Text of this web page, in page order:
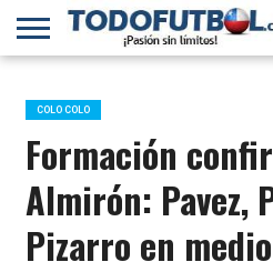
PRIMERA
B
SELECCIÓN
CHILENA
CHILENOS
EN EL
MUNDO
FÚTBOL
INTERNACIONAL
COLO COLO
Formación
Almirón: Pavez,
Pizarro en